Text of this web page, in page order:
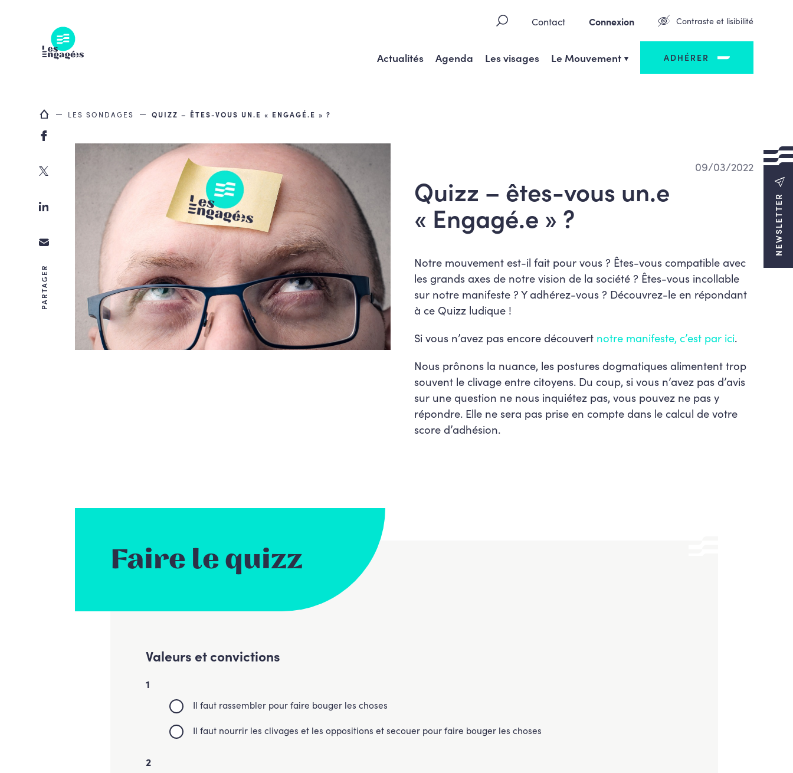
Contact Connexion Contraste et lisibilité
Actualités Agenda Les visages Le Mouvement ADHÉRER
NEWSLETTER
PARTAGER
LES SONDAGES QUIZZ – ÊTES-VOUS UN.E « ENGAGÉ.E » ?
09/03/2022
Quizz – êtes-vous un.e
« Engagé.e » ?
Notre mouvement est-il fait pour vous ? Êtes-vous compatible avec
les grands axes de notre vision de la société ? Êtes-vous incollable
sur notre manifeste ? Y adhérez-vous ? Découvrez-le en répondant
à ce Quizz ludique !
Si vous n’avez pas encore découvert notre manifeste, c’est par ici.
Nous prônons la nuance, les postures dogmatiques alimentent trop
souvent le clivage entre citoyens. Du coup, si vous n’avez pas d’avis
sur une question ne nous inquiétez pas, vous pouvez ne pas y
répondre. Elle ne sera pas prise en compte dans le calcul de votre
score d’adhésion.
Faire le quizz
Valeurs et convictions
1
Il faut rassembler pour faire bouger les choses
Il faut nourrir les clivages et les oppositions et secouer pour faire bouger les choses
2